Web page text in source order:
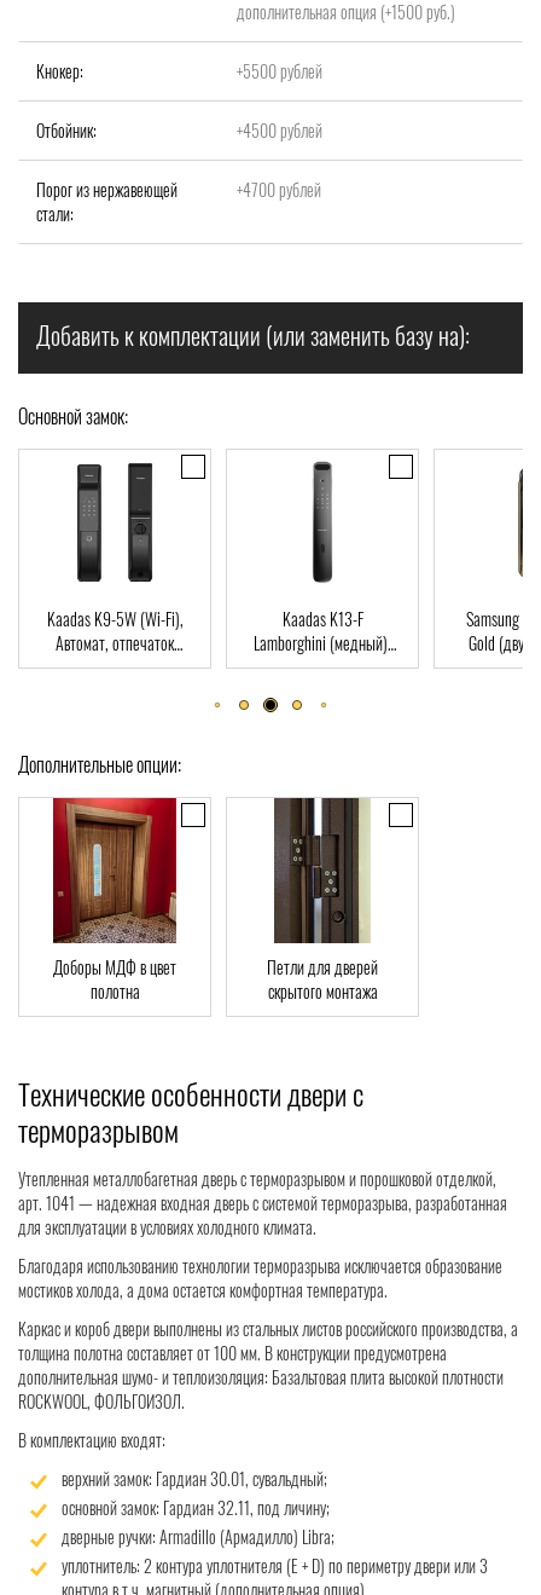
дополнительная опция (+1500 руб.)
Кнокер: +5500 рублей
Отбойник: +4500 рублей
Порог из нержавеющей
стали:
+4700 рублей
Добавить к комплектации (или заменить базу на):
Основной замок:
Kaadas K13-F
Lamborghini (медный),
Автомат, Face-ID,
Samsung SHP-DP728
Gold (двухригельная
врезная часть), Автомат,
отпечаток пальца, RFID-
Dircode
пальца,
ключ, Wi-
Дополнительные опции:
Доборы МДФ в цвет
полотна
Петли для дверей
скрытого монтажа
Технические особенности двери с
терморазрывом
Утепленная металлобагетная дверь с терморазрывом и порошковой отделкой,
арт. 1041 — надежная входная дверь с системой терморазрыва, разработанная
для эксплуатации в условиях холодного климата.
Благодаря использованию технологии терморазрыва исключается образование
мостиков холода, а дома остается комфортная температура.
Каркас и короб двери выполнены из стальных листов российского производства, а
толщина полотна составляет от 100 мм. В конструкции предусмотрена
дополнительная шумо- и теплоизоляция: Базальтовая плита высокой плотности
ROCKWOOL, ФОЛЬГОИЗОЛ.
В комплектацию входят:
верхний замок: Гардиан 30.01, сувальдный;
основной замок: Гардиан 32.11, под личину;
дверные ручки: Armadillo (Армадилло) Libra;
уплотнитель: 2 контура уплотнителя (Е + D) по периметру двери или 3